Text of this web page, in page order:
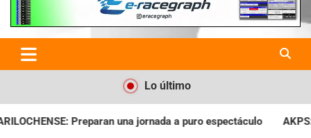
Electrónica del Karting en
Argentina
Lo último
a puro espectáculo AKPS: Intervino la IGJ y oficializó el